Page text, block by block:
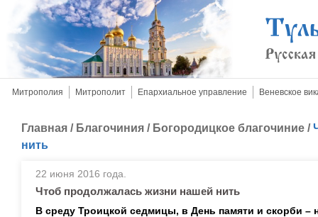
Митрополия Митрополит Епархиальное управление Веневское
Главная / Благочиния / Богородицкое благочиние /
нить
22 июня 2016 года.
Чтоб продолжалась жизни нашей нить
В среду Троицкой седмицы, в День памяти и скорби –